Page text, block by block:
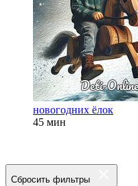
новогодних ёлок
45 мин
Сбросить фильтры